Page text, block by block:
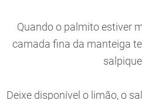
Quando o palmito estiver
camada fina da manteiga
Deixe disponível o limão, o